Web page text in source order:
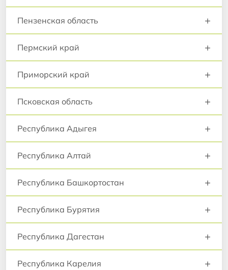
Пензенская область +
Пермский край +
Приморский край +
Псковская область +
Республика Адыгея +
Республика Алтай +
Республика Башкортостан +
Республика Бурятия +
Республика Дагестан +
Республика Карелия +